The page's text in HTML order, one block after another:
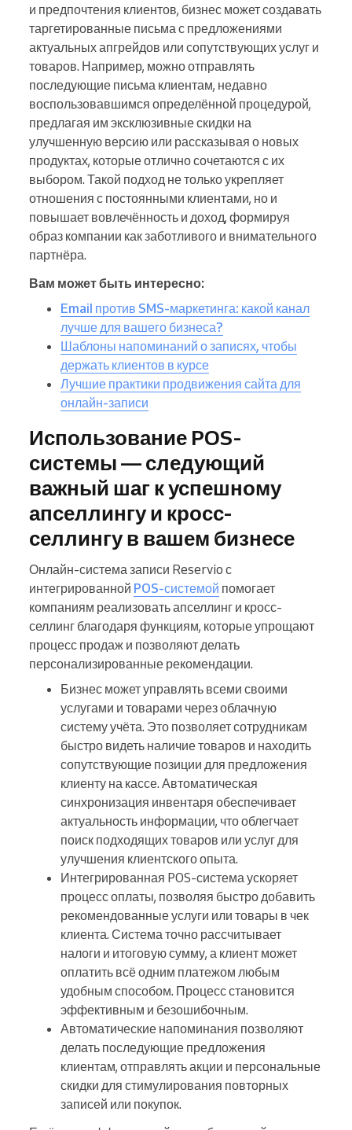
и предпочтения клиентов, бизнес может создавать
таргетированные письма с предложениями
актуальных апгрейдов или сопутствующих услуг и
товаров. Например, можно отправлять
последующие письма клиентам, недавно
воспользовавшимся определённой процедурой,
предлагая им эксклюзивные скидки на
улучшенную версию или рассказывая о новых
продуктах, которые отлично сочетаются с их
выбором. Такой подход не только укрепляет
отношения с постоянными клиентами, но и
повышает вовлечённость и доход, формируя
образ компании как заботливого и внимательного
партнёра.
Вам может быть интересно:
Email против SMS-маркетинга: какой канал
лучше для вашего бизнеса?
Шаблоны напоминаний о записях, чтобы
держать клиентов в курсе
Лучшие практики продвижения сайта для
онлайн-записи
Использование POS-
системы — следующий
важный шаг к успешному
апселлингу и кросс-
селлингу в вашем бизнесе
Онлайн-система записи Reservio с
интегрированной POS-системой помогает
компаниям реализовать апселлинг и кросс-
селлинг благодаря функциям, которые упрощают
процесс продаж и позволяют делать
персонализированные рекомендации.
Бизнес может управлять всеми своими
услугами и товарами через облачную
систему учёта. Это позволяет сотрудникам
быстро видеть наличие товаров и находить
сопутствующие позиции для предложения
клиенту на кассе. Автоматическая
синхронизация инвентаря обеспечивает
актуальность информации, что облегчает
поиск подходящих товаров или услуг для
улучшения клиентского опыта.
Интегрированная POS-система ускоряет
процесс оплаты, позволяя быстро добавить
рекомендованные услуги или товары в чек
клиента. Система точно рассчитывает
налоги и итоговую сумму, а клиент может
оплатить всё одним платежом любым
удобным способом. Процесс становится
эффективным и безошибочным.
Автоматические напоминания позволяют
делать последующие предложения
клиентам, отправлять акции и персональные
скидки для стимулирования повторных
записей или покупок.